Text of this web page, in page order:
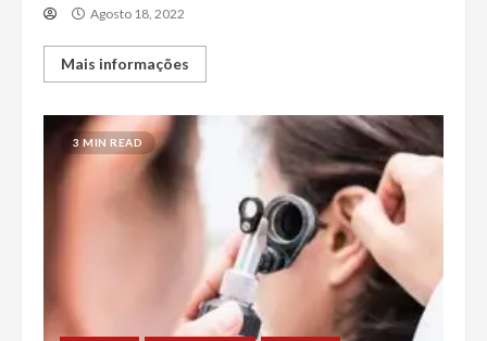
Agosto 18, 2022
Mais informações
3 MIN READ